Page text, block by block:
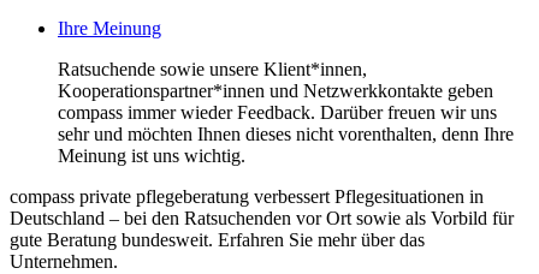
Ihre Meinung
Ratsuchende sowie unsere Klient*innen,
Kooperationspartner*innen und Netzwerkkontakte geben
compass immer wieder Feedback. Darüber freuen wir uns
sehr und möchten Ihnen dieses nicht vorenthalten, denn Ihre
Meinung ist uns wichtig.
compass private pflegeberatung verbessert Pflegesituationen in
Deutschland – bei den Ratsuchenden vor Ort sowie als Vorbild für
gute Beratung bundesweit. Erfahren Sie mehr über das
Unternehmen.